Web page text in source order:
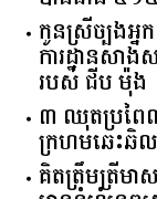
កូនស្រីច្បងអ្ន
ការដ្ឋានសា
របស់ ជីប ម៉ុង
៣ ឈុតប្រពៃ
ក្រហមឆេះឆិ
គិត​ត្រឹមត្រីមា